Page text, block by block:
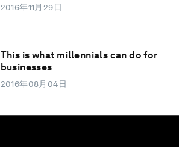
2016年11月29日
This is what millennials can do for
businesses
2016年08月04日